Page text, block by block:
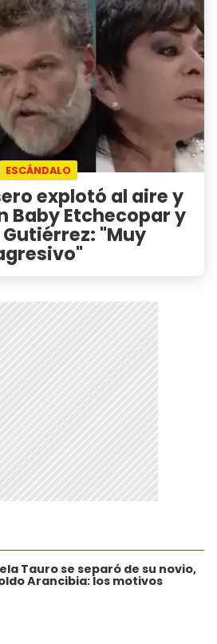
ESCÁNDALO
explotó al aire y
Baby Etchecopar y
"Muy
Tauro se separó de su novio,
Arancibia: los motivos